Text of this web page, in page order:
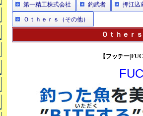
第一精工株式会社 釣武者 押江込
Ｏｔｈｅｒｓ（その他）
Ｏｔｈｅｒ
【フッチー